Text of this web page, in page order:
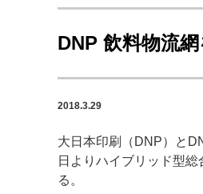
TOP 新着記事
カテゴリー一覧
新商品 新製品 ＡＩ・
特集記事カテゴリー一
2022 見える化・MIS特集
特集・デジタル印刷 ～ 新
DNP 飲料物流
2018.3.29
大日本印刷（DNP）と
日よりハイブリッド型
る。